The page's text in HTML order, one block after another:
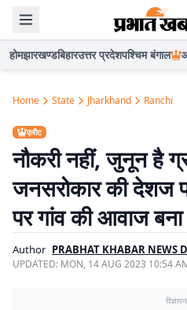
होमझारखण्डबिहारउत्तर प्रदेशपश्चिम बंगाल
Home State Jharkhand Ranchi
एलीट
नौकरी नहीं, जुनून है
जनसरोकार की देशज
पर गांव की आवाज
Author PRABHAT KHABAR NEWS
UPDATED: MON, 14 AUG 2023 10:54
विज्ञापन